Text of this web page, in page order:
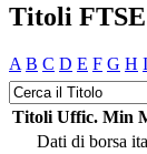
Titoli
A B C D E F G H I
Titoli Uffic. Min
Dati di borsa